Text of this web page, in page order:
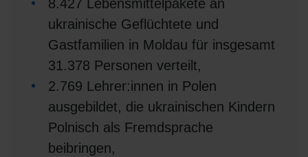
8.427 Lebensmittelpakete an
ukrainische Geflüchtete und
Gastfamilien in Moldau für insgesamt
31.378 Personen verteilt,
2.769 Lehrer:innen in Polen
ausgebildet, die ukrainischen Kindern
Polnisch als Fremdsprache
beibringen,